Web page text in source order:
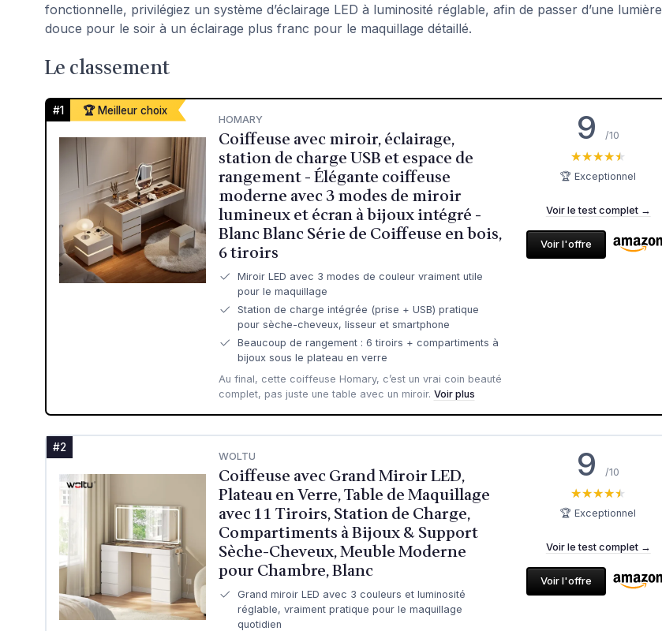
fonctionnelle, privilégiez un système d’éclairage LED à luminosité réglable, afin de passer d’une lumière
douce pour le soir à un éclairage plus franc pour le maquillage détaillé.
Le classement
#1 🏆 Meilleur choix
HOMARY
Coiffeuse avec miroir, éclairage,
station de charge USB et espace de
rangement - Élégante coiffeuse
moderne avec 3 modes de miroir
lumineux et écran à bijoux intégré -
Blanc Blanc Série de Coiffeuse en bois,
6 tiroirs
Miroir LED avec 3 modes de couleur vraiment utile
pour le maquillage
Station de charge intégrée (prise + USB) pratique
pour sèche-cheveux, lisseur et smartphone
Beaucoup de rangement : 6 tiroirs + compartiments à
bijoux sous le plateau en verre
Au final, cette coiffeuse Homary, c’est un vrai coin beauté
complet, pas juste une table avec un miroir. Voir plus
9 /10
★★★★★
★★★★★
🏆 Exceptionnel
Voir le test complet →
Voir l'offre
#2
WOLTU
Coiffeuse avec Grand Miroir LED,
Plateau en Verre, Table de Maquillage
avec 11 Tiroirs, Station de Charge,
Compartiments à Bijoux & Support
Sèche-Cheveux, Meuble Moderne
pour Chambre, Blanc
Grand miroir LED avec 3 couleurs et luminosité
réglable, vraiment pratique pour le maquillage
quotidien
9 /10
★★★★★
★★★★★
🏆 Exceptionnel
Voir le test complet →
Voir l'offre